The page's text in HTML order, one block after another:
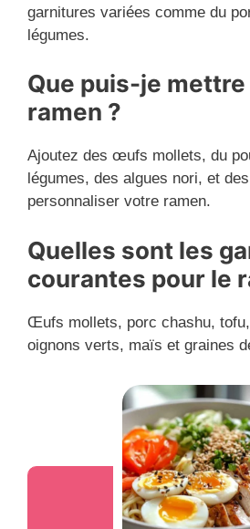
garnitures variées comme du
légumes.
Que puis-je
ramen ?
Ajoutez des œufs mollets, du
légumes, des algues nori, et
personnaliser votre ramen.
Quelles sont les
courantes pour le
Œufs mollets, porc chashu,
oignons verts, maïs et graines